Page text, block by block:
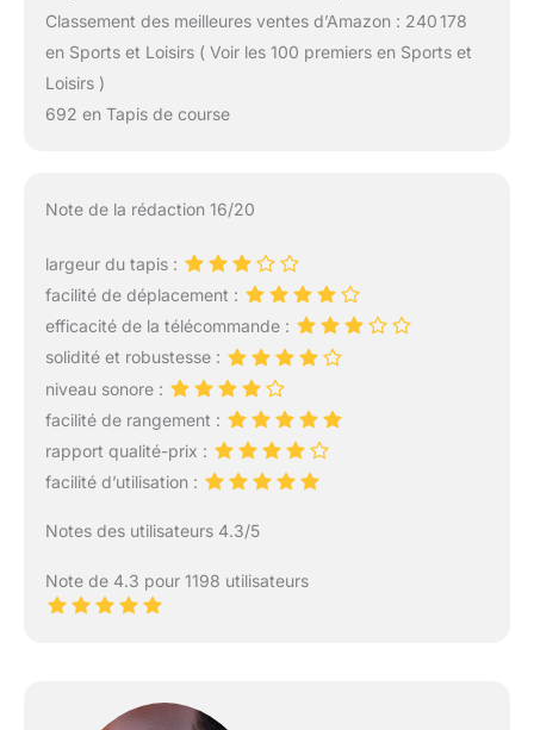
Classement des meilleures ventes d’Amazon : 240 178
en Sports et Loisirs ( Voir les 100 premiers en Sports et
Loisirs )
692 en Tapis de course
Note de la rédaction 16/20
largeur du tapis :
facilité de déplacement :
efficacité de la télécommande :
solidité et robustesse :
niveau sonore :
facilité de rangement :
rapport qualité-prix :
facilité d’utilisation :
Notes des utilisateurs 4.3/5
Note de 4.3 pour 1198 utilisateurs